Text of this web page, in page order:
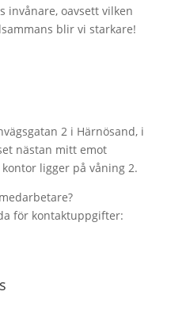
oavsett vilken
blir vi starkare!
2 i Härnösand, i
nästan mitt emot
ligger på våning 2.
för kontaktuppgifter: